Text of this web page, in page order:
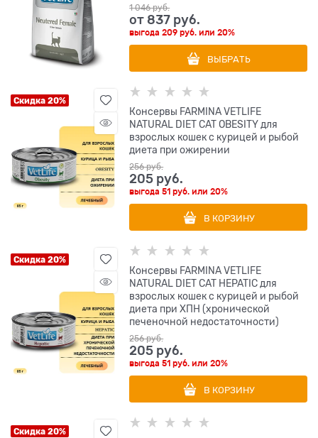
1 046 руб.
от 837 руб.
выгода209 руб. или20%
ВЫБРАТЬ
Скидка 20%
Консервы FARMINA VETLIFE
NATURAL DIET CAT OBESITY для
взрослых кошек с курицей и рыбой
диета при ожирении
256 руб.
205 руб.
выгода51 руб. или20%
В КОРЗИНУ
Скидка 20%
Консервы FARMINA VETLIFE
NATURAL DIET CAT HEPATIC для
взрослых кошек с курицей и рыбой
диета при ХПН (хронической
печеночной недостаточности)
256 руб.
205 руб.
выгода51 руб. или20%
В КОРЗИНУ
Скидка 20%